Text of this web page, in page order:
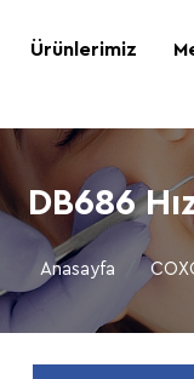
Ürünlerimiz
DB686
Anasayfa